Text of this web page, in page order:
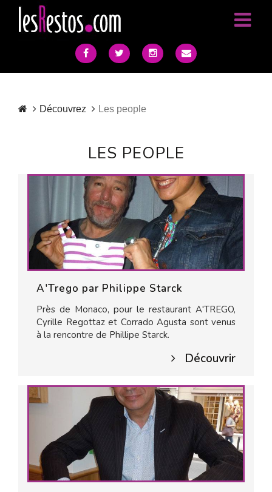
Découvrez Les people
LES PEOPLE
A'Trego par Philippe Starck
Près de Monaco, pour le restaurant A'TREGO,
Cyrille Regottaz et Corrado Agusta sont venus
à la rencontre de Phillipe Starck.
Découvrir